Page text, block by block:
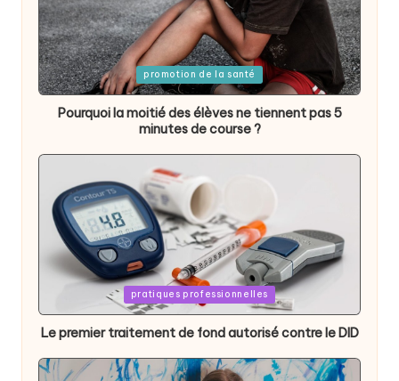
Posted
in
promotion de la santé
Pourquoi la moitié des élèves ne tiennent pas 5
minutes de course ?
in
pratiques professionnelles
Le premier traitement de fond autorisé contre le DID